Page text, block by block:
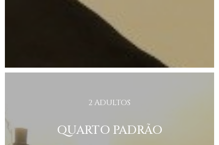
2 ADULTOS
QUARTO PADRÃO